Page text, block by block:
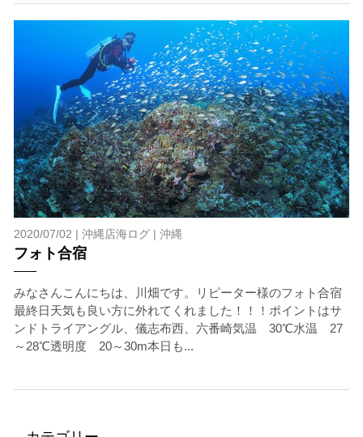
2020/07/02 | 沖縄店海ログ| 沖縄
フォト合宿
みなさんこんにちは、川畑です。リピーター様のフォト合宿
最終日天気も良い方に外れてくれました！！！ポイントはサ
ンドトライアングル、儀志布西、六番崎気温 30℃水温 27
～28℃透明度 20～30m本日も...